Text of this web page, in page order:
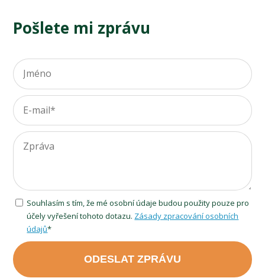
Pošlete mi zprávu
Souhlasím s tím, že mé osobní údaje budou použity pouze pro
účely vyřešení tohoto dotazu. Zásady zpracování osobních
údajů*
ODESLAT ZPRÁVU